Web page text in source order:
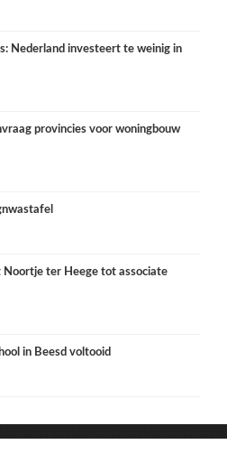
Nederland investeert te weinig in
provincies voor woningbouw
Noortje ter Heege tot associate
in Beesd voltooid